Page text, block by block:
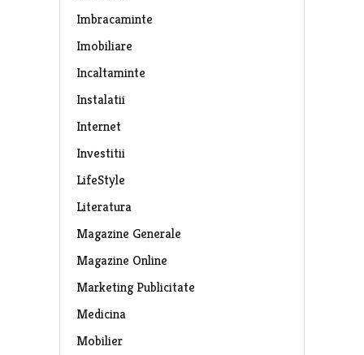
Imbracaminte
Imobiliare
Incaltaminte
Instalatii
Internet
Investitii
LifeStyle
Literatura
Magazine Generale
Magazine Online
Marketing Publicitate
Medicina
Mobilier